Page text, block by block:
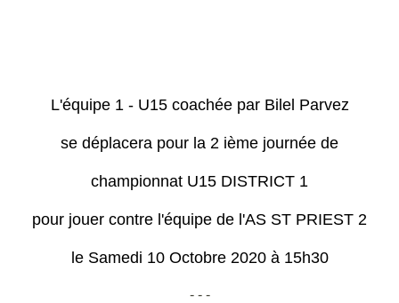
L'équipe 1 - U15 coachée par Bilel Parvez
se déplacera pour la 2 ième journée de
championnat U15 DISTRICT 1
pour jouer contre l'équipe de l'AS ST PRIEST 2
le Samedi 10 Octobre 2020 à 15h30
- - -